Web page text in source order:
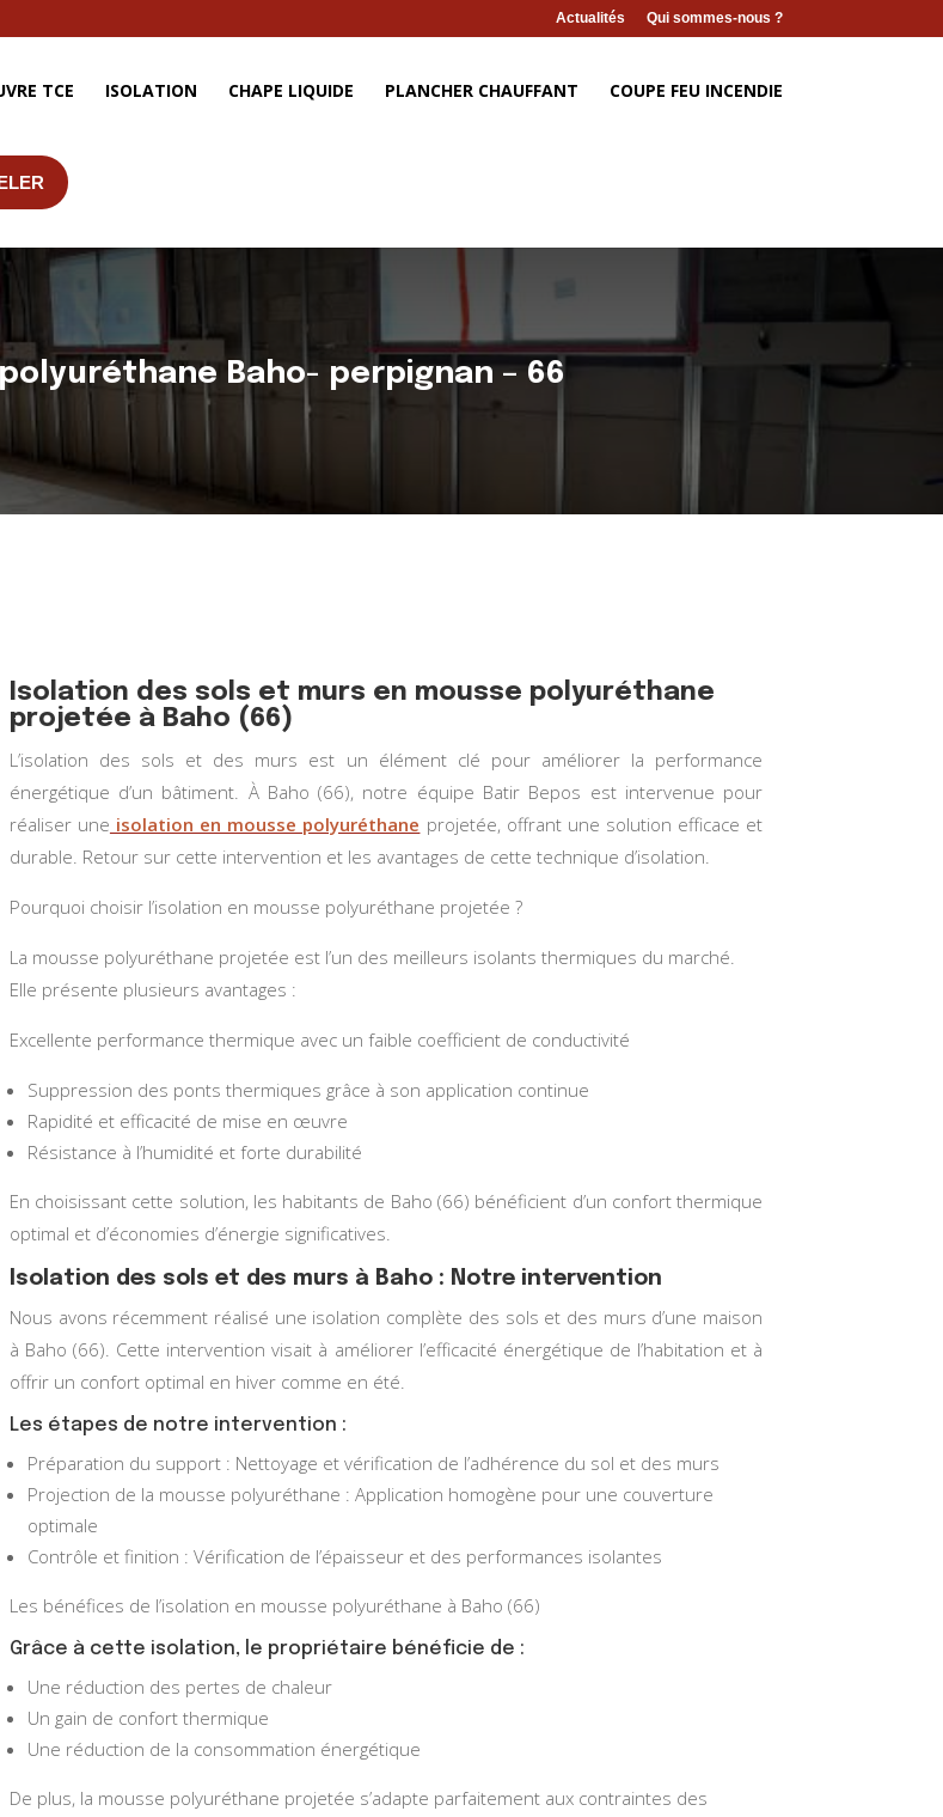
Actualités Qui sommes-nous ?
TCE ISOLATION CHAPE LIQUIDE PLANCHER CHAUFFANT COUPE FEU INCENDIE
Baho- perpignan – 66
Isolation des sols et murs en mousse polyuréthane
projetée à Baho (66)
L’isolation des sols et des murs est un élément clé pour améliorer la performance
énergétique d’un bâtiment. À Baho (66), notre équipe Batir Bepos est intervenue pour
réaliser une isolation en mousse polyuréthane projetée, offrant une solution efficace et
durable. Retour sur cette intervention et les avantages de cette technique d’isolation.
Pourquoi choisir l’isolation en mousse polyuréthane projetée ?
La mousse polyuréthane projetée est l’un des meilleurs isolants thermiques du marché.
Elle présente plusieurs avantages :
Excellente performance thermique avec un faible coefficient de conductivité
Suppression des ponts thermiques grâce à son application continue
Rapidité et efficacité de mise en œuvre
Résistance à l’humidité et forte durabilité
En choisissant cette solution, les habitants de Baho (66) bénéficient d’un confort thermique
optimal et d’économies d’énergie significatives.
Isolation des sols et des murs à Baho : Notre intervention
Nous avons récemment réalisé une isolation complète des sols et des murs d’une maison
à Baho (66). Cette intervention visait à améliorer l’efficacité énergétique de l’habitation et à
offrir un confort optimal en hiver comme en été.
Les étapes de notre intervention :
Préparation du support : Nettoyage et vérification de l’adhérence du sol et des murs
Projection de la mousse polyuréthane : Application homogène pour une couverture
optimale
Contrôle et finition : Vérification de l’épaisseur et des performances isolantes
Les bénéfices de l’isolation en mousse polyuréthane à Baho (66)
Grâce à cette isolation, le propriétaire bénéficie de :
Une réduction des pertes de chaleur
Un gain de confort thermique
Une réduction de la consommation énergétique
De plus, la mousse polyuréthane projetée s’adapte parfaitement aux contraintes des